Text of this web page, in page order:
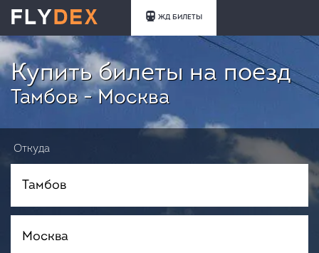
ЖД БИЛЕТЫ
Купить билеты на поезд
Тамбов - Москва
Откуда